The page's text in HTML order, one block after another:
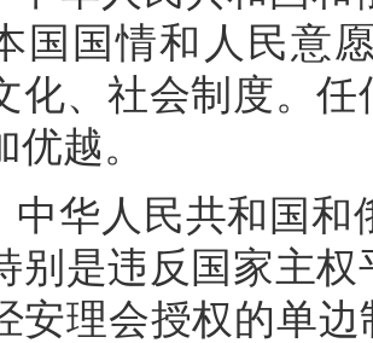
国国情和人民意
化、社会制度。
优越。
中华人民共和国
别是违反国家主
安理会授权的单